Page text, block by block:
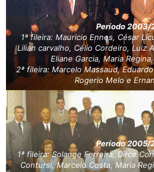
Período 2003/
1ª fileira: Mauricio Ennes, César
Lilian carvalho, Célio Cordeiro, Luiz
Eliane Garcia, Maria
2ª fileira: Marcelo Massaud,
Rogerio Melo e
Período 2005/
1ª fileira: Solange Ferreira, Dirce
Contursi, Marcelo Costa, Maria